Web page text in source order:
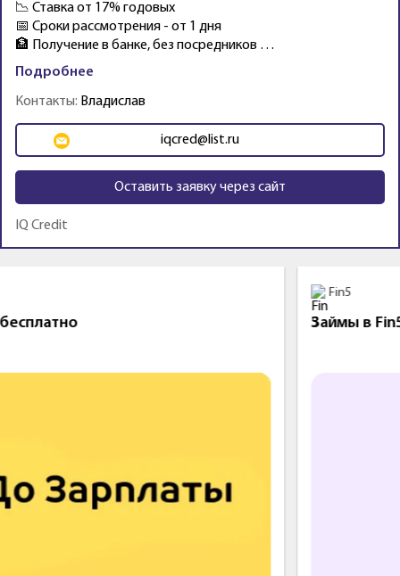
📉 Ставка от 17% годовых
📅 Сроки рассмотрения - от 1 дня
🏦 Получение в банке, без посредников …
Подробнее
Контакты: Владислав
iqcred@list.ru
Оставить заявку через сайт
IQ Credit
Займы в Fin5